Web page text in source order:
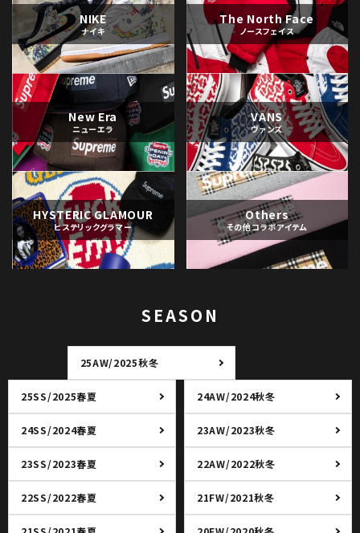
NIKE
ナイキ
The North Face
ノースフェイス
New Era
ニューエラ
VANS
ヴァンズ
HYSTERIC GLAMOUR
ヒステリックグラマー
Others
その他コラボアイテム
SEASON
25AW/2025秋冬
25SS/2025春夏 24AW/2024秋冬
24SS/2024春夏 23AW/2023秋冬
23SS/2023春夏 22AW/2022秋冬
22SS/2022春夏 21FW/2021秋冬